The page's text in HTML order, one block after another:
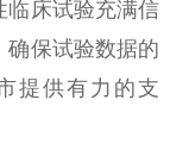
临床试验充满信
确保试验数据的
提供有力的支